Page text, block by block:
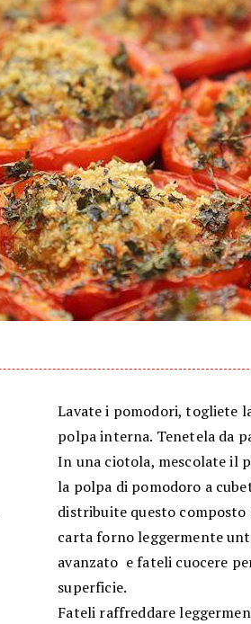
Lavate i pomodori, togliete
polpa interna. Tenetela da
In una ciotola, mescolate il
la polpa di pomodoro a
distribuite questo
carta forno leggermente
avanzato e fateli cuocere
superficie.
Fateli raffreddare